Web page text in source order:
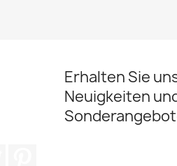
Erhalten Sie
Neuigkeiten